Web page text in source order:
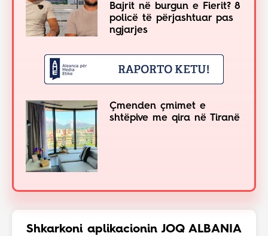
Bajrit në burgun e Fierit? 8
policë të përjashtuar pas
ngjarjes
Çmenden çmimet e
shtëpive me qira në Tiranë
Shkarkoni aplikacionin JOQ ALBANIA